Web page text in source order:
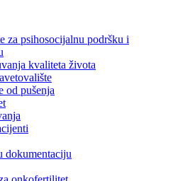
za psihosocijalnu podršku i
kvaliteta života
od pušenja
dokumentaciju